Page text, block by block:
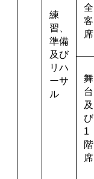
練
習、
準備
及び
リハ
ーサ
ル
全
客
席
舞
台
及
び
1
階
席